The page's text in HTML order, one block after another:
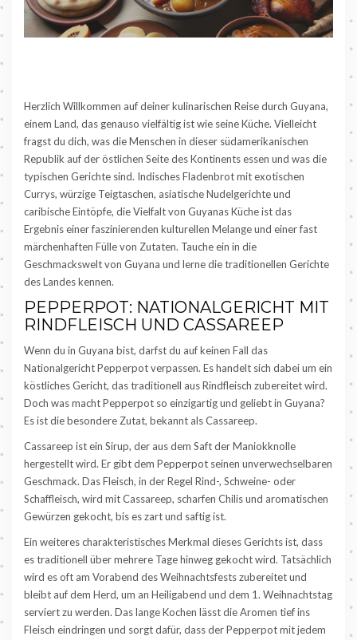
Herzlich Willkommen auf deiner kulinarischen Reise durch Guyana,
einem Land, das genauso vielfältig ist wie seine Küche. Vielleicht
fragst du dich, was die Menschen in dieser südamerikanischen
Republik auf der östlichen Seite des Kontinents essen und was die
typischen Gerichte sind. Indisches Fladenbrot mit exotischen
Currys, würzige Teigtaschen, asiatische Nudelgerichte und
caribische Eintöpfe, die Vielfalt von Guyanas Küche ist das
Ergebnis einer faszinierenden kulturellen Melange und einer fast
märchenhaften Fülle von Zutaten. Tauche ein in die
Geschmackswelt von Guyana und lerne die traditionellen Gerichte
des Landes kennen.
PEPPERPOT: NATIONALGERICHT MIT
RINDFLEISCH UND CASSAREEP
Wenn du in Guyana bist, darfst du auf keinen Fall das
Nationalgericht Pepperpot verpassen. Es handelt sich dabei um ein
köstliches Gericht, das traditionell aus Rindfleisch zubereitet wird.
Doch was macht Pepperpot so einzigartig und geliebt in Guyana?
Es ist die besondere Zutat, bekannt als Cassareep.
Cassareep ist ein Sirup, der aus dem Saft der Maniokknolle
hergestellt wird. Er gibt dem Pepperpot seinen unverwechselbaren
Geschmack. Das Fleisch, in der Regel Rind-, Schweine- oder
Schaffleisch, wird mit Cassareep, scharfen Chilis und aromatischen
Gewürzen gekocht, bis es zart und saftig ist.
Ein weiteres charakteristisches Merkmal dieses Gerichts ist, dass
es traditionell über mehrere Tage hinweg gekocht wird. Tatsächlich
wird es oft am Vorabend des Weihnachtsfests zubereitet und
bleibt auf dem Herd, um an Heiligabend und dem 1. Weihnachtstag
serviert zu werden. Das lange Kochen lässt die Aromen tief ins
Fleisch eindringen und sorgt dafür, dass der Pepperpot mit jedem